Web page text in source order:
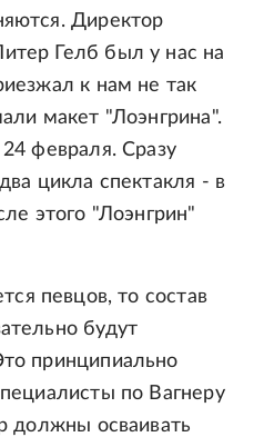
Директор
Гелб был у нас на
к нам не так
макет "Лоэнгрина".
февраля. Сразу
цикла спектакля - в
этого "Лоэнгрин"
певцов, то состав
будут
принципиально
по Вагнеру
должны осваивать